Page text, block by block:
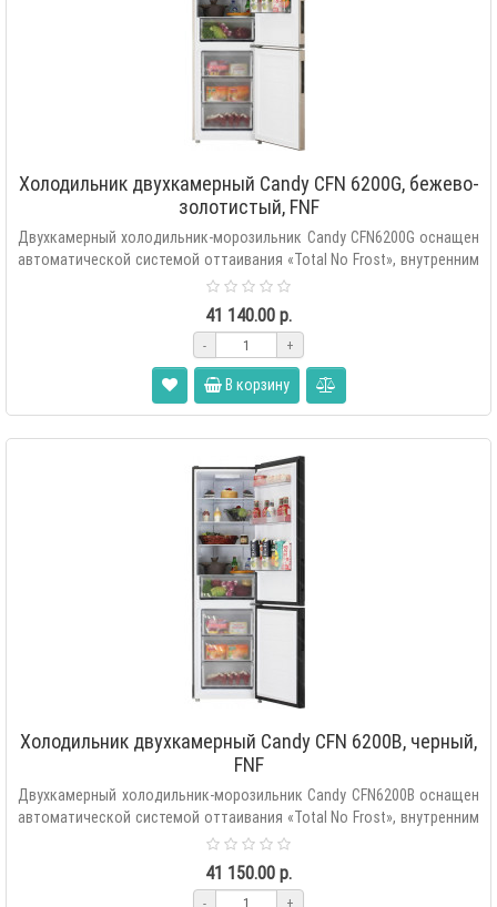
Холодильник двухкамерный Candy CFN 6200G, бежево-
золотистый, FNF
Двухкамерный холодильник-морозильник Candy CFN6200G оснащен
автоматической системой оттаивания «Total No Frost», внутренним
41 140.00 р.
- +
В корзину
Холодильник двухкамерный Candy CFN 6200B, черный,
FNF
Двухкамерный холодильник-морозильник Candy CFN6200B оснащен
автоматической системой оттаивания «Total No Frost», внутренним
41 150.00 р.
- +